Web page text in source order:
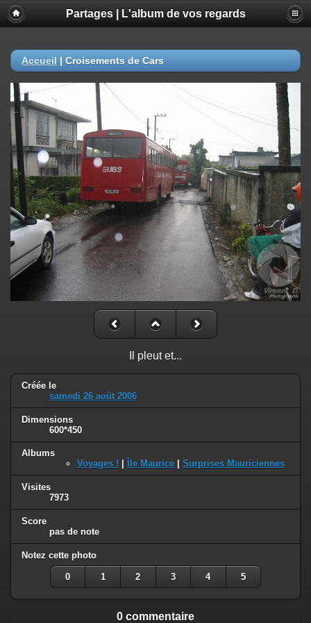
Partages | L'album de vos regards
Accueil | Croisements de Cars
Il pleut et...
Créée le
samedi 26 août 2006
Dimensions
600*450
Albums
Voyages !
Île Maurice Surprises Mauriciennes
Visites
7973
Score
pas de note
Notez cette photo
0 1 2 3 4 5
0 commentaire